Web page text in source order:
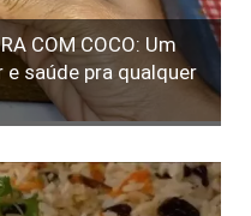
COM COCO: Um
saúde pra qualquer